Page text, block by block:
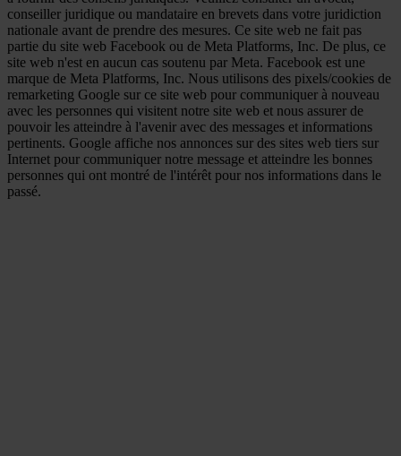
conseiller juridique ou mandataire en brevets dans votre juridiction
nationale avant de prendre des mesures. Ce site web ne fait pas
partie du site web Facebook ou de Meta Platforms, Inc. De plus, ce
site web n'est en aucun cas soutenu par Meta. Facebook est une
marque de Meta Platforms, Inc. Nous utilisons des pixels/cookies de
remarketing Google sur ce site web pour communiquer à nouveau
avec les personnes qui visitent notre site web et nous assurer de
pouvoir les atteindre à l'avenir avec des messages et informations
pertinents. Google affiche nos annonces sur des sites web tiers sur
Internet pour communiquer notre message et atteindre les bonnes
personnes qui ont montré de l'intérêt pour nos informations dans le
passé.